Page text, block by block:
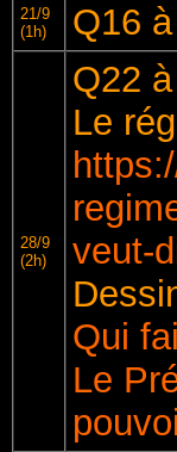
21/9
(1h)
Q16
28/9
(2h)
Q22
Le
veut-
Qui
Le